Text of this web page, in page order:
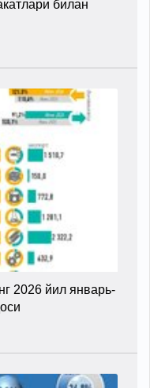
билан
2026 йил январь-